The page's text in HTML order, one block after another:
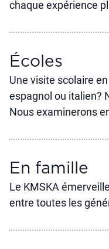
chaque expérience
Écoles
Une visite scolaire
espagnol ou italien?
Nous examinerons
En famille
Le KMSKA
entre toutes les